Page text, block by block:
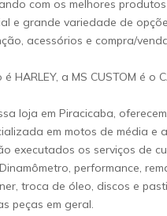
com os melhores
e grande variedade de
acessórios e compra/
HARLEY, a MS CUSTOM é o
loja em Piracicaba,
em motos de média e
executados os serviços de
performance,
troca de óleo, discos e
peças em geral.